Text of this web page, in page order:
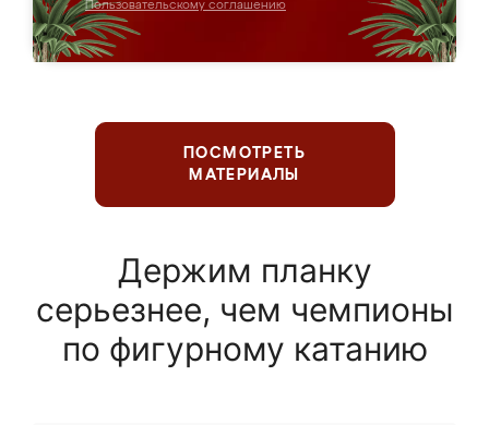
Пользовательскому соглашению
ПОСМОТРЕТЬ
МАТЕРИАЛЫ
Держим планку
серьезнее, чем чемпионы
по фигурному катанию